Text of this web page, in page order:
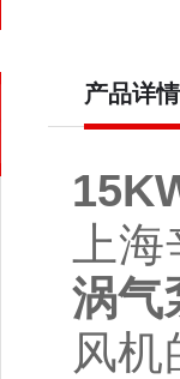
产品详情
上
涡气
风